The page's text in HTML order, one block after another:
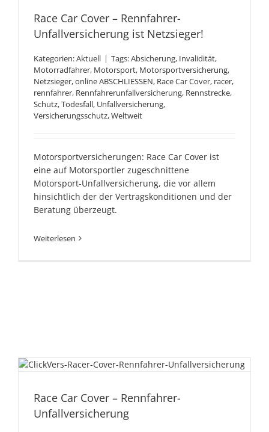
Unfallversicherung ist
Netzsieger!
Race Car Cover – Rennfahrer-
Unfallversicherung ist Netzsieger!
Kategorien:Aktuell | Tags:Absicherung, Invalidität,
Motorradfahrer, Motorsport, Motorsportversicherung,
Netzsieger,online ABSCHLIESSEN, Race Car Cover, racer,
rennfahrer, Rennfahrerunfallversicherung, Rennstrecke,
Schutz,Todesfall, Unfallversicherung,
Versicherungsschutz,Weltweit
Motorsportversicherungen: Race Car Cover ist
eine auf Motorsportler zugeschnittene
Motorsport-Unfallversicherung, die vor allem
hinsichtlich der der Vertragskonditionen und der
Beratung überzeugt.
Weiterlesen
Race Car Cover –
Unfallversicherung
Race Car Cover – Rennfahrer-
Unfallversicherung